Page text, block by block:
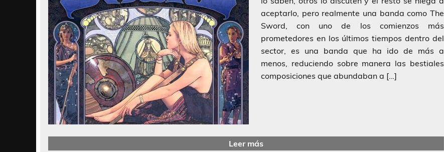
aceptarlo, pero realmente una banda como The
Sword, con uno de los comienzos más
prometedores en los últimos tiempos dentro del
sector, es una banda que ha ido de más a
menos, reduciendo sobre manera las bestiales
composiciones que abundaban a […]
Leer más